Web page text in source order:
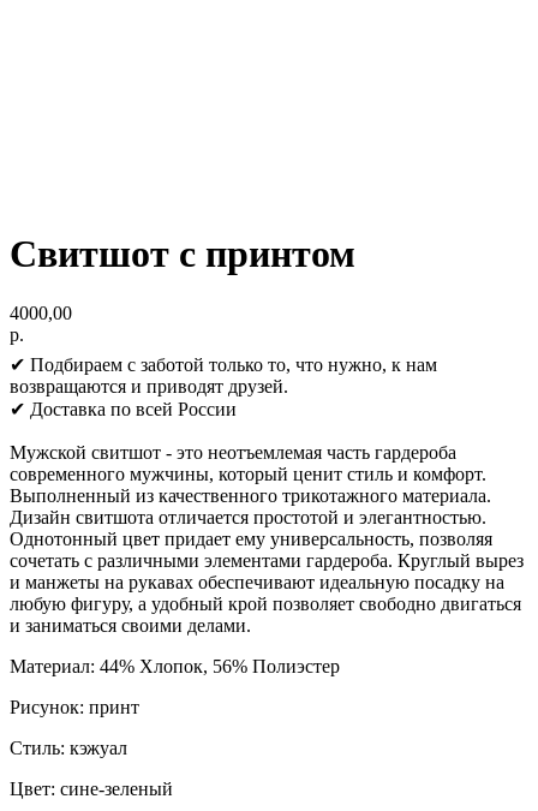
Свитшот с принтом
4000,00
р.
✔ Подбираем с заботой только то, что нужно, к нам
возвращаются и приводят друзей.
✔ Доставка по всей России
Мужской свитшот - это неотъемлемая часть гардероба
современного мужчины, который ценит стиль и комфорт.
Выполненный из качественного трикотажного материала.
Дизайн свитшота отличается простотой и элегантностью.
Однотонный цвет придает ему универсальность, позволяя
сочетать с различными элементами гардероба. Круглый вырез
и манжеты на рукавах обеспечивают идеальную посадку на
любую фигуру, а удобный крой позволяет свободно двигаться
и заниматься своими делами.
Материал: 44% Хлопок, 56% Полиэстер
Рисунок: принт
Стиль: кэжуал
Цвет: сине-зеленый